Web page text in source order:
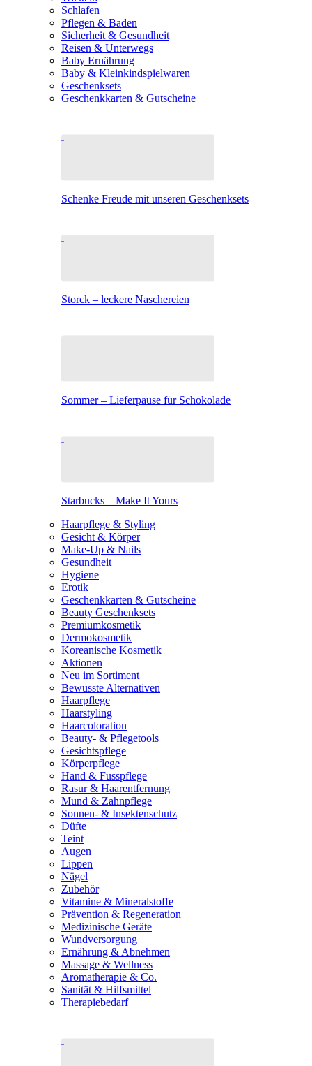
Schlafen
Pflegen & Baden
Sicherheit & Gesundheit
Reisen & Unterwegs
Baby Ernährung
Baby & Kleinkindspielwaren
Geschenksets
Geschenkkarten & Gutscheine
Schenke Freude mit unseren Geschenksets
Storck – leckere Naschereien
Sommer – Lieferpause für Schokolade
Starbucks – Make It Yours
Haarpflege & Styling
Gesicht & Körper
Make-Up & Nails
Gesundheit
Hygiene
Erotik
Geschenkkarten & Gutscheine
Beauty Geschenksets
Premiumkosmetik
Dermokosmetik
Koreanische Kosmetik
Aktionen
Neu im Sortiment
Bewusste Alternativen
Haarpflege
Haarstyling
Haarcoloration
Beauty- & Pflegetools
Gesichtspflege
Körperpflege
Hand & Fusspflege
Rasur & Haarentfernung
Mund & Zahnpflege
Sonnen- & Insektenschutz
Düfte
Teint
Augen
Lippen
Nägel
Zubehör
Vitamine & Mineralstoffe
Prävention & Regeneration
Medizinische Geräte
Wundversorgung
Ernährung & Abnehmen
Massage & Wellness
Aromatherapie & Co.
Sanität & Hilfsmittel
Therapiebedarf